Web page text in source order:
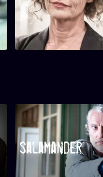
Mourad Djebar, is
voor de NAVO-top. Eind
ontsnapte Djebar aan
werd opgeëist door de
MLA